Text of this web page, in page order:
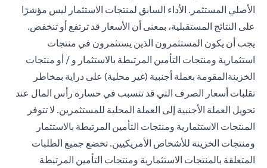
الأصلي المستثمر. الأداء السابق لمنتجات الاستثمار ليس مؤشرًا
على النتائج المستقبلية، بمعنى أن الأسعار قد ترتفع أو تنخفض.
يجب أن يكون المستثمرون الذين يستثمرون في منتجات
استثمارية ومنتجات التأمين المرتبطة بالاستثمار و / أو منتجات
الخزينةالمقومة بعملة أجنبية (غير محلية) على دراية بمخاطر
تقلبات أسعار الصرف التي قد تتسبب في خسارة رأس المال عند
تحويل العملة الأجنبية إلى العملة المحلية للمستثمرين. لا تتوفر
المنتجات الاستثمارية ومنتجات التأمين المرتبطة بالاستثمار
ومنتجات الخزينة للأشخاص الأمريكيين. تخضع جميع الطلبات
المتعلقة بالمنتجات الاستثمارية ومنتجات التأمين المرتبطة